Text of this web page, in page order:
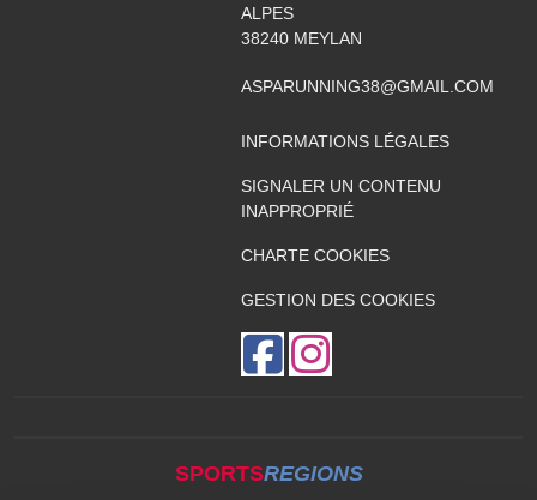
ALPES
38240 MEYLAN
ASPARUNNING38@GMAIL.COM
INFORMATIONS LÉGALES
SIGNALER UN CONTENU
INAPPROPRIÉ
CHARTE COOKIES
GESTION DES COOKIES
SPORTSREGIONS